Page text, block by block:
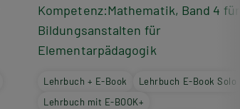
Kompetenz:Mathematik, Band 4 für
Bildungsanstalten für
Elementarpädagogik
Lehrbuch + E-Book
Lehrbuch E-Book Solo
Lehrbuch mit E-BOOK+